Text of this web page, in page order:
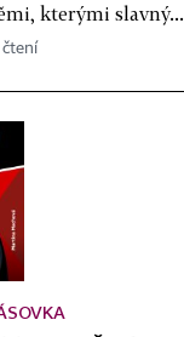
kterými slavný...
čtení